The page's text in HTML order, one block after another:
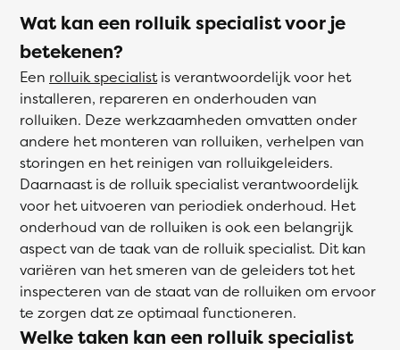
Wat kan een rolluik specialist voor je
betekenen?
Een rolluik specialistis verantwoordelijk voor het
installeren, repareren en onderhouden van
rolluiken. Deze werkzaamheden omvatten onder
andere het monteren van rolluiken, verhelpen van
storingen en het reinigen van rolluikgeleiders.
Daarnaast is de rolluik specialist verantwoordelijk
voor het uitvoeren van periodiek onderhoud. Het
onderhoud van de rolluiken is ook een belangrijk
aspect van de taak van de rolluik specialist. Dit kan
variëren van het smeren van de geleiders tot het
inspecteren van de staat van de rolluiken om ervoor
te zorgen dat ze optimaal functioneren.
Welke taken kan een rolluik specialist